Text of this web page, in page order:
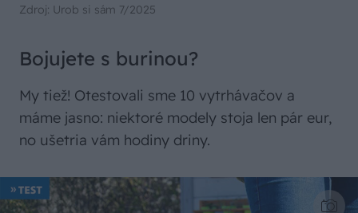
Zdroj: Urob si sám 7/2025
Bojujete s burinou?
My tiež! Otestovali sme 10 vytrhávačov a
máme jasno: niektoré modely stoja len pár eur,
no ušetria vám hodiny driny.